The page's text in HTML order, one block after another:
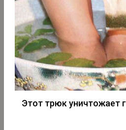
Этот трюк уничтожает